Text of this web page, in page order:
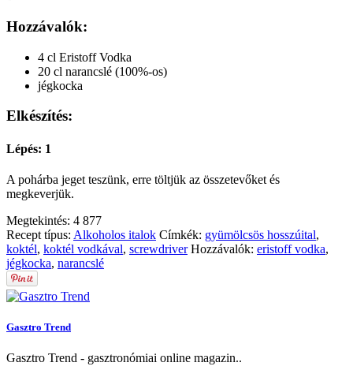
Hozzávalók:
4 cl Eristoff Vodka
20 cl narancslé (100%-os)
jégkocka
Elkészítés:
Lépés: 1
A pohárba jeget teszünk, erre töltjük az összetevőket és
megkeverjük.
Megtekintés: 4 877
Recept típus: Alkoholos italok Címkék: gyümölcsös hosszúital,
koktél, koktél vodkával, screwdriver Hozzávalók: eristoff vodka,
jégkocka, narancslé
Gasztro Trend
Gasztro Trend - gasztronómiai online magazin..